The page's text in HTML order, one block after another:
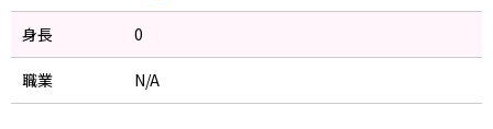
身長 0
職業 N/A